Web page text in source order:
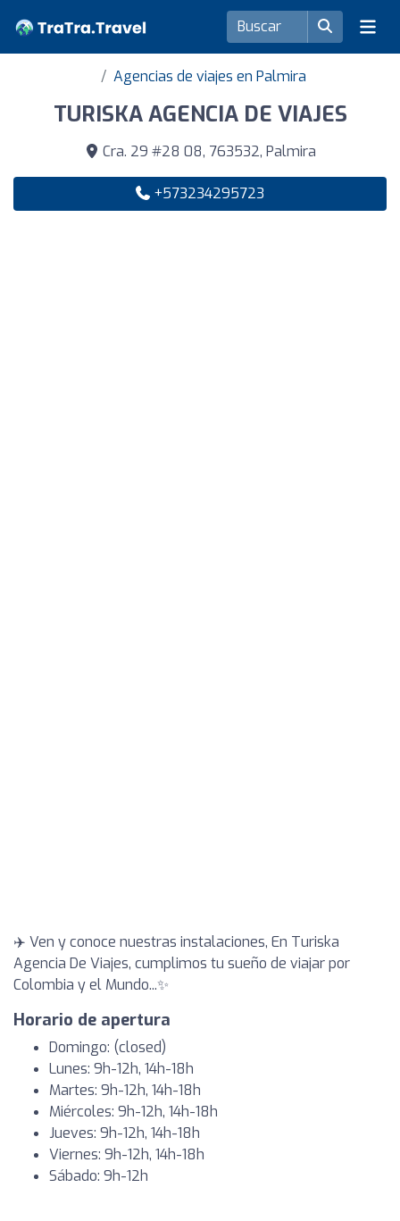
Agencias de viajes en Palmira
TURISKA AGENCIA DE VIAJES
Cra. 29 #28 08, 763532, Palmira
+573234295723
✈️ Ven y conoce nuestras instalaciones, En Turiska
Agencia De Viajes, cumplimos tu sueño de viajar por
Colombia y el Mundo...✨
Horario de apertura
Domingo: (closed)
Lunes: 9h-12h, 14h-18h
Martes: 9h-12h, 14h-18h
Miércoles: 9h-12h, 14h-18h
Jueves: 9h-12h, 14h-18h
Viernes: 9h-12h, 14h-18h
Sábado: 9h-12h